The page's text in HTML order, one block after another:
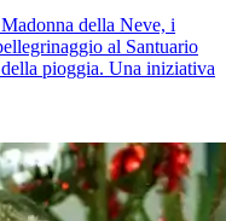
della Neve, i
al Santuario
pioggia. Una iniziativa